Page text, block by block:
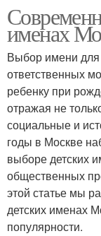
именах
Выбор имени для
ответственных
ребенку при
отражая не
социальные и
годы в Москве
выборе детских
общественных
этой статье мы
детских именах
популярности.